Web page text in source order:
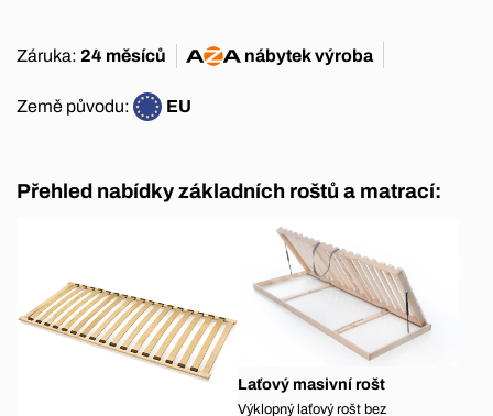
Záruka: 24 měsíců nábytekvýroba
Země původu: EU
Přehled nabídky základních roštů a matrací:
Laťový masivní rošt
Výklopný laťový rošt bez